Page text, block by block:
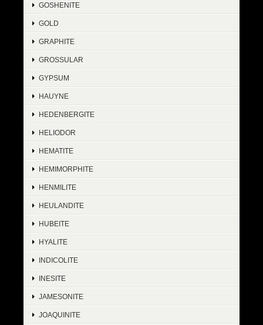
GOSHENITE
GOLD
GRAPHITE
GROSSULAR
GYPSUM
HAUYNE
HEDENBERGITE
HELIODOR
HEMATITE
HEMIMORPHITE
HENMILITE
HEULANDITE
HUBEITE
HYALITE
INDICOLITE
INESITE
JAMESONITE
JOAQUINITE